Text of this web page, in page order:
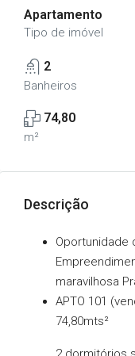
Apartamento
Tipo de imóvel
2
Banheiros
74,80
m²
Descrição
Oportunidade
maravilhosa
APTO 101
74,80mts²